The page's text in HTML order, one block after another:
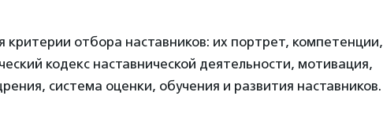
критерии отбора наставников: их портрет, компетенции,
кодекс наставнической деятельности, мотивация,
система оценки, обучения и развития наставников.